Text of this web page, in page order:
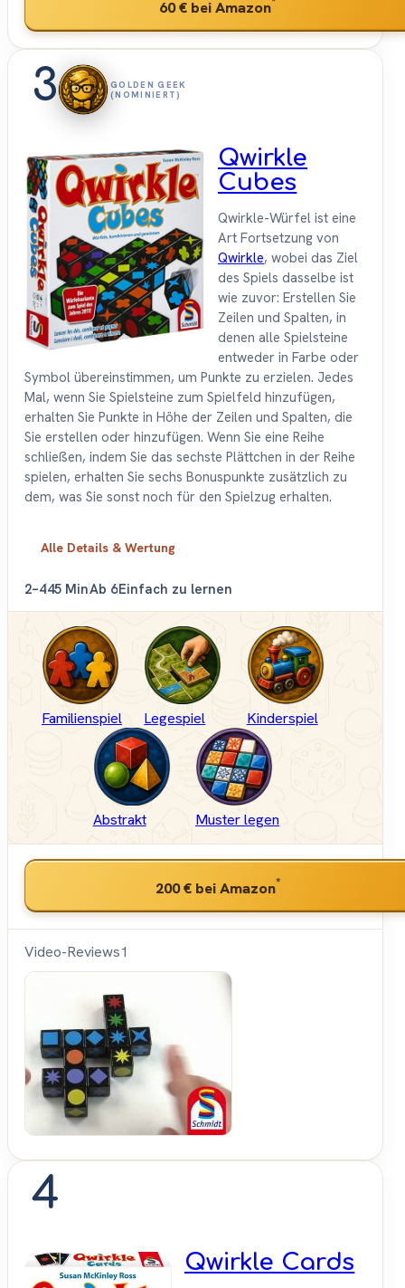
60 € bei Amazon
3
GOLDEN GEEK
(NOMINIERT)
Qwirkle
Cubes
Qwirkle-Würfel ist eine
Art Fortsetzung von
Qwirkle, wobei das Ziel
des Spiels dasselbe ist
wie zuvor: Erstellen Sie
Zeilen und Spalten, in
denen alle Spielsteine
entweder in Farbe oder
Symbol übereinstimmen, um Punkte zu erzielen. Jedes
Mal, wenn Sie Spielsteine zum Spielfeld hinzufügen,
erhalten Sie Punkte in Höhe der Zeilen und Spalten, die
Sie erstellen oder hinzufügen. Wenn Sie eine Reihe
schließen, indem Sie das sechste Plättchen in der Reihe
spielen, erhalten Sie sechs Bonuspunkte zusätzlich zu
dem, was Sie sonst noch für den Spielzug erhalten.
Alle Details & Wertung
2–445 MinAb 6Einfach zu lernen
Familienspiel Legespiel Kinderspiel
Abstrakt Muster legen
200 €bei Amazon*
Video-Reviews1
4
Qwirkle Cards